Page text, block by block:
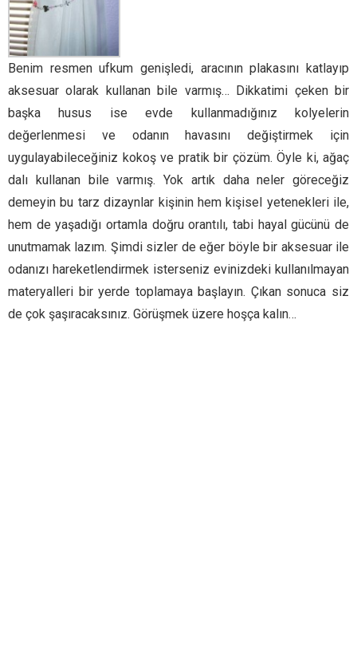
Benim resmen ufkum genişledi, aracının plakasını katlayıp
aksesuar olarak kullanan bile varmış… Dikkatimi çeken bir
başka husus ise evde kullanmadığınız kolyelerin
değerlenmesi ve odanın havasını değiştirmek için
uygulayabileceğiniz kokoş ve pratik bir çözüm. Öyle ki, ağaç
dalı kullanan bile varmış. Yok artık daha neler göreceğiz
demeyin bu tarz dizaynlar kişinin hem kişisel yetenekleri ile,
hem de yaşadığı ortamla doğru orantılı, tabi hayal gücünü de
unutmamak lazım. Şimdi sizler de eğer böyle bir aksesuar ile
odanızı hareketlendirmek isterseniz evinizdeki kullanılmayan
materyalleri bir yerde toplamaya başlayın. Çıkan sonuca siz
de çok şaşıracaksınız. Görüşmek üzere hoşça kalın…